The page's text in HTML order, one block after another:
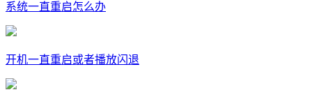
系统一直重启怎么办
开机一直重启或者播放闪退